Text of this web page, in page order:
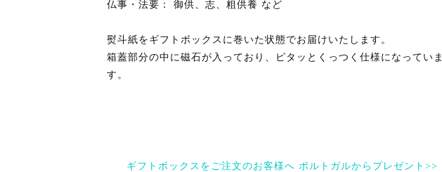
仏事・法要： 御供、志、粗供養 など
熨斗紙をギフトボックスに巻いた状態でお届けいたします。
箱蓋部分の中に磁石が入っており、ピタッとくっつく仕様になっていま
す。
ギフトボックスをご注文のお客様へ ポルトガルからプレゼント>>